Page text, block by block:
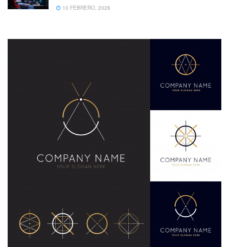
10 FEBRERO, 2026